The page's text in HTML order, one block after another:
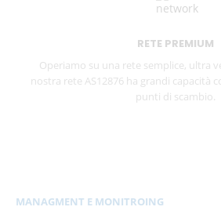
RETE PREMIUM
Operiamo su una rete semplice, ultra
nostra rete AS12876 ha grandi capacità
punti di scambio.
MANAGMENT E MONITROING